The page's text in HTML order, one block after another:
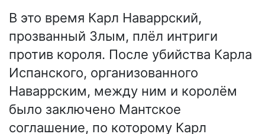
В это время Карл Наваррский,
прозванный Злым, плёл интриги
против короля. После убийства Карла
Испанского, организованного
Наваррским, между ним и королём
было заключено Мантское
соглашение, по которому Карл